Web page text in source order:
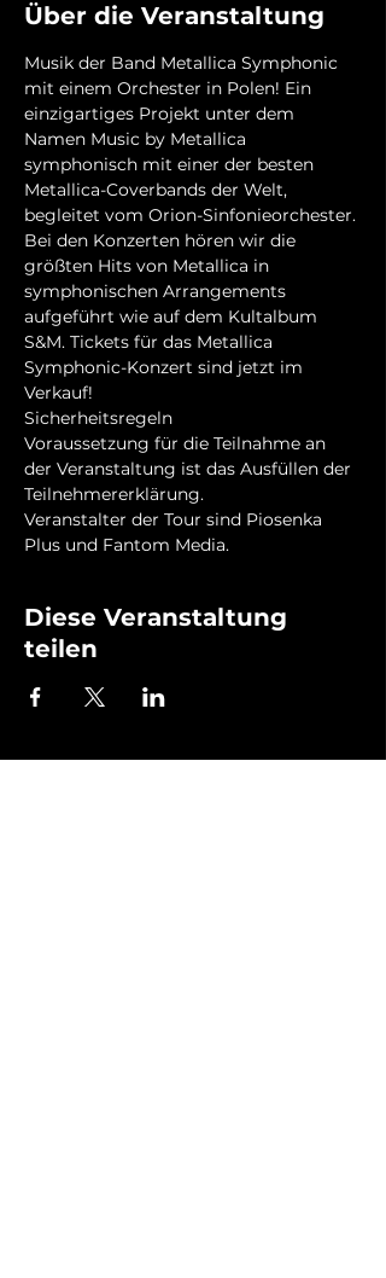
Über die Veranstaltung
Musik der Band Metallica Symphonic
mit einem Orchester in Polen! Ein
einzigartiges Projekt unter dem
Namen Music by Metallica
symphonisch mit einer der besten
Metallica-Coverbands der Welt,
begleitet vom Orion-Sinfonieorchester.
Bei den Konzerten hören wir die
größten Hits von Metallica in
symphonischen Arrangements
aufgeführt wie auf dem Kultalbum
S&M. Tickets für das Metallica
Symphonic-Konzert sind jetzt im
Verkauf!
Sicherheitsregeln
Voraussetzung für die Teilnahme an
der Veranstaltung ist das Ausfüllen der
Teilnehmererklärung.
Veranstalter der Tour sind Piosenka
Plus und Fantom Media.
Diese Veranstaltung
teilen